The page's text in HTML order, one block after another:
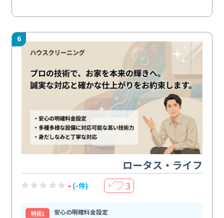
6
ロータス・ライフ
- (-件) ＋ 3
特⻑1
安心の明確料金設定